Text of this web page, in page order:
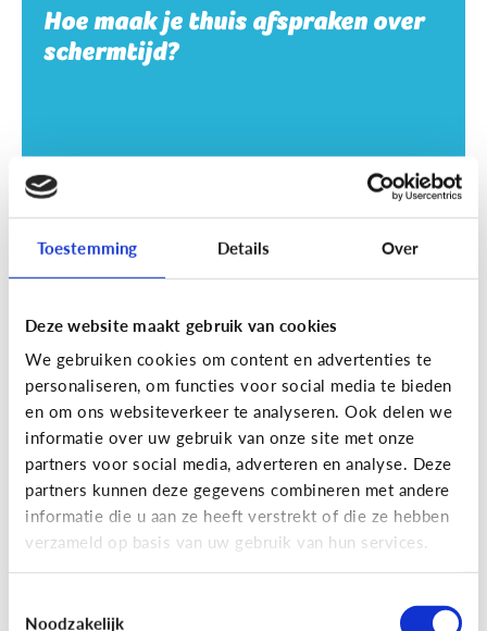
Toestemming Details Over
Deze website maakt gebruik van cookies
We gebruiken cookies om content en advertenties te
personaliseren, om functies voor social media te bieden
en om ons websiteverkeer te analyseren. Ook delen we
informatie over uw gebruik van onze site met onze
partners voor social media, adverteren en analyse. Deze
partners kunnen deze gegevens combineren met andere
informatie die u aan ze heeft verstrekt of die ze hebben
verzameld op basis van uw gebruik van hun services.
Noodzakelijk
Hoe maak je thuis afspraken over
schermtijd?
Opvoeding
Vanaf welke leeftijd mag mijn kind
naar een scherm kijken?